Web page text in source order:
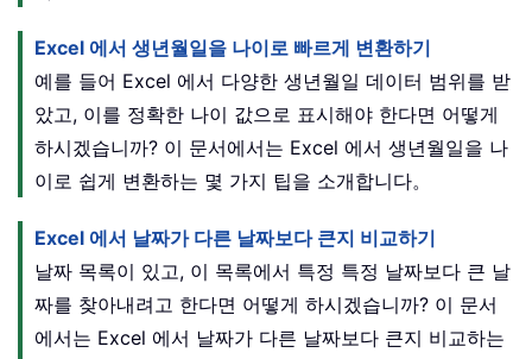
Excel 에서 생년월일을 나이로 빠르게 변환하기
예를 들어 Excel 에서 다양한 생년월일 데이터 범위를 받
았고, 이를 정확한 나이 값으로 표시해야 한다면 어떻게
하시겠습니까? 이 문서에서는 Excel 에서 생년월일을 나
이로 쉽게 변환하는 몇 가지 팁을 소개합니다。
Excel 에서 날짜가 다른 날짜보다 큰지 비교하기
날짜 목록이 있고, 이 목록에서 특정 특정 날짜보다 큰 날
짜를 찾아내려고 한다면 어떻게 하시겠습니까? 이 문서
에서는 Excel 에서 날짜가 다른 날짜보다 큰지 비교하는